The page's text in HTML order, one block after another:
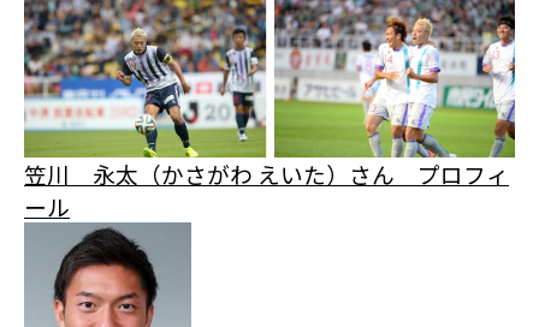
笠川 永太（かさがわ えいた）さん プロフィ
ール